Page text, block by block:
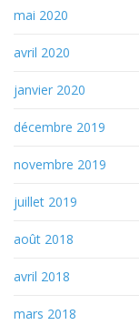
mai 2020
avril 2020
janvier 2020
décembre 2019
novembre 2019
juillet 2019
août 2018
avril 2018
mars 2018